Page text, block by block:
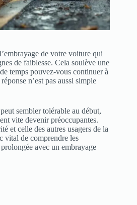
de votre voiture qui
de faiblesse. Cela soulève une
temps pouvez-vous continuer à
n’est pas aussi simple
sembler tolérable au début,
vite devenir préoccupantes.
et celle des autres usagers de la
vital de comprendre les
avec un embrayage